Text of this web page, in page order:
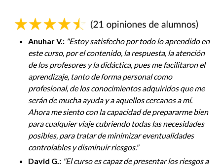
Anuhar V.: "Estoy satisfecho por todo lo aprendido en
este curso, por el contenido, la respuesta, la atención
de los profesores y la didáctica, pues me facilitaron el
aprendizaje, tanto de forma personal como
profesional, de los conocimientos adquiridos que me
serán de mucha ayuda y a aquellos cercanos a mí.
Ahora me siento con la capacidad de prepararme bien
para cualquier viaje cubriendo todas las necesidades
posibles, para tratar de minimizar eventualidades
controlables y disminuir riesgos."
David G.: "El curso es capaz de presentar los riesgos a